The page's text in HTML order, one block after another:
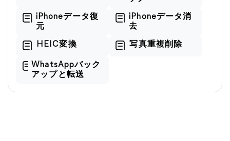
iPhoneデータ復
元
iPhoneデータ消
去
HEIC変換 写真重複削除
WhatsAppバック
アップと転送